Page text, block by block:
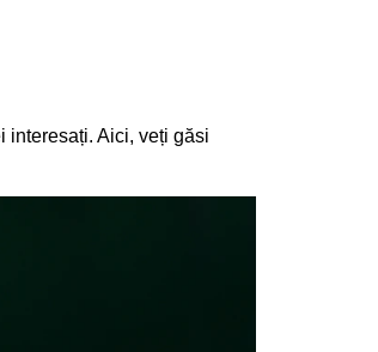
interesați. Aici, veți găsi